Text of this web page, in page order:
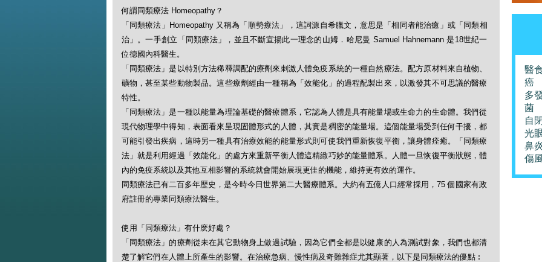
何謂同類療法 Homeopathy？
「同類療法」Homeopathy 又稱為「順勢療法」，這詞源自希臘文，意思是「相同者能治癒」或「同類相
治」。一手創立「同類療法」，並且不斷宣揚此一理念的山姆．哈尼曼 Samuel Hahnemann 是18世紀一
位德國內科醫生。
「同類療法」是以特別方法稀釋調配的療劑來刺激人體免疫系統的一種自然療法。配方原材料來自植物、
礦物，甚至某些動物製品。這些療劑經由一種稱為「效能化」的過程配製出來，以激發其不可思議的醫療
特性。
「同類療法」是一種以能量為理論基礎的醫療體系，它認為人體是具有能量場或生命力的生命體。我們從
現代物理學中得知，表面看來呈現固體形式的人體，其實是稠密的能量場。這個能量場受到任何干擾，都
可能引發出疾病，這時另一種具有治療效能的能量形式則可使我們重新恢復平衡，讓身體痊癒。「同類療
法」就是利用經過「效能化」的處方來重新平衡人體這精緻巧妙的能量體系。人體一旦恢復平衡狀態，體
內的免疫系統以及其他互相影響的系統就會開始展現更佳的機能，維持更有效的運作。
同類療法已有二百多年歴史，是今時今日世界第二大醫療體系。大約有五億人口經常採用，75 個國家有政
府註冊的專業同類療法醫生。
使用「同類療法」有什麽好處？
「同類療法」的療劑從未在其它動物身上做過試驗，因為它們全都是以健康的人為測試對象，我們也都清
楚了解它們在人體上所產生的影響。在治療急病、慢性病及奇難雜症尤其顯著，以下是同類療法的優點︰
醫
癌
多
菌
自
光
鼻
傷